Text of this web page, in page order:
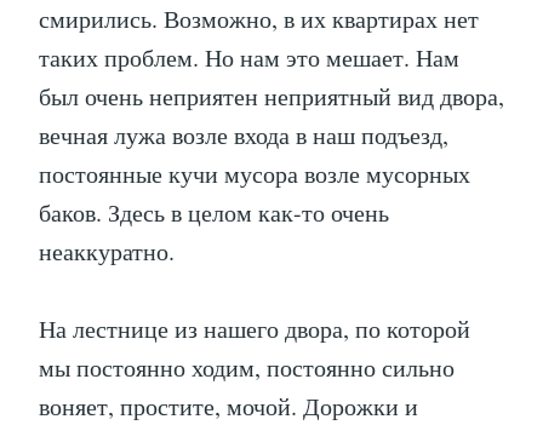
смирились. Возможно, в их квартирах нет
таких проблем. Но нам это мешает. Нам
был очень неприятен неприятный вид двора,
вечная лужа возле входа в наш подъезд,
постоянные кучи мусора возле мусорных
баков. Здесь в целом как-то очень
неаккуратно.
На лестнице из нашего двора, по которой
мы постоянно ходим, постоянно сильно
воняет, простите, мочой. Дорожки и